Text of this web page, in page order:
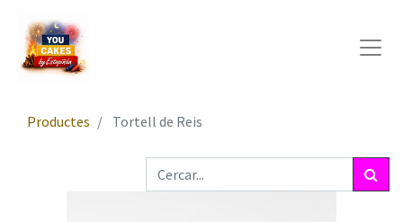
Productes Tortell de Reis